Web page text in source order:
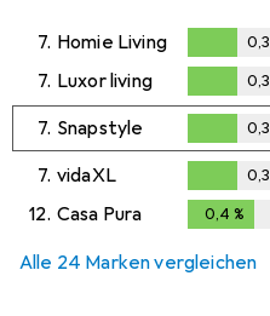
7. Homie Living
0,3%
0,3
7. Luxor living
0,3%
0,3
7. Snapstyle
0,3%
0,3
7. vidaXL
0,3%
0,3
12. Casa Pura 0,4 %
Alle 24 Marken vergleichen